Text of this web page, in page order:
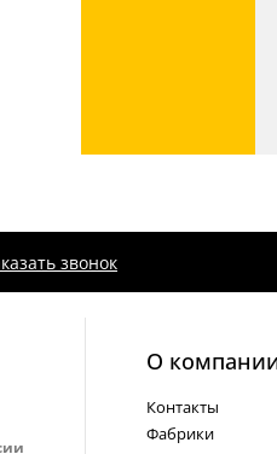
звонок
О
Контакты
Фабрики